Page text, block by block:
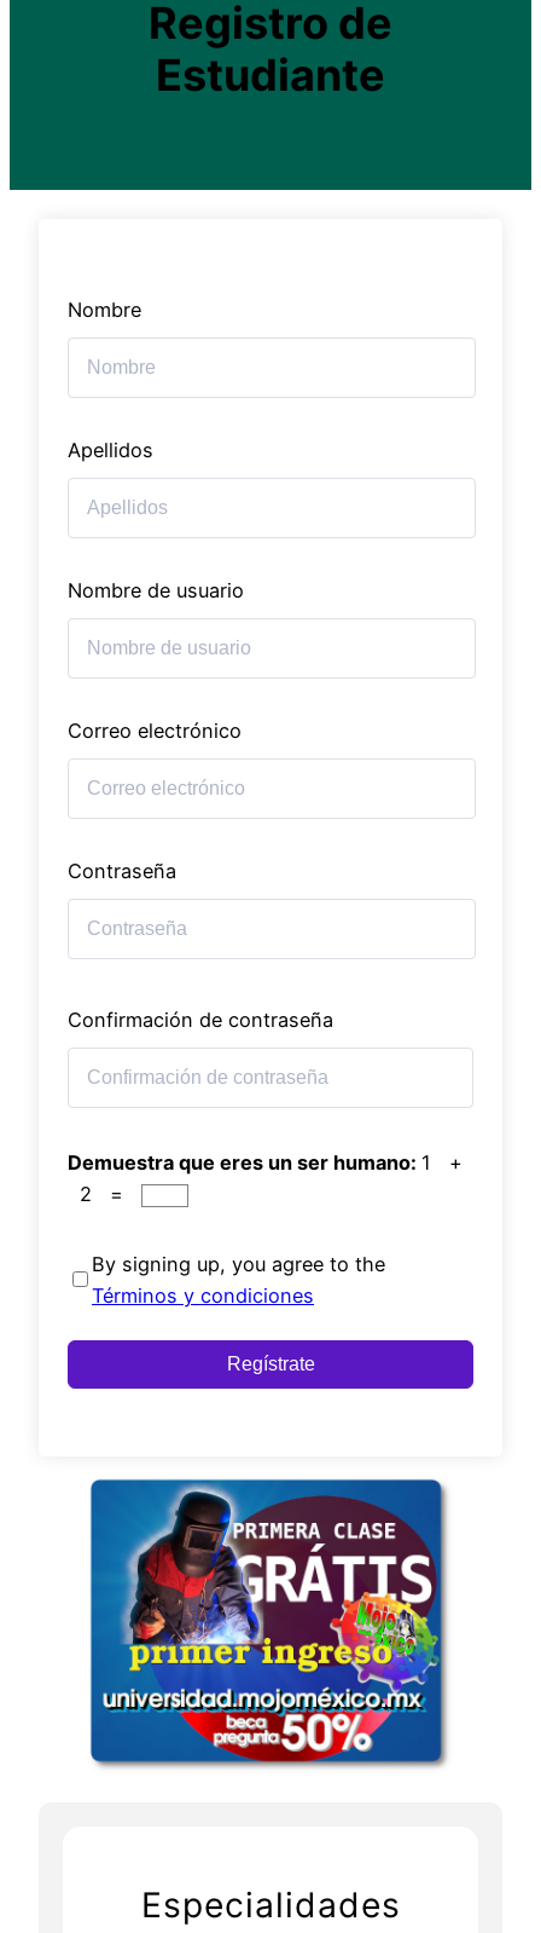
Registro de
Estudiante
Nombre
Apellidos
Nombre de usuario
Correo electrónico
Contraseña
Confirmación de contraseña
Demuestra que eres un ser humano: 1 +
2 =
By signing up, you agree to the
Términos y condiciones
Regístrate
Especialidades